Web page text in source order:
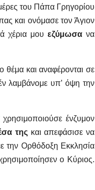
του Πάπα Γρηγορίου
και ονόμασε τον Άγιον
χέρια μου εζύμωσανα
θέμα και αναφέρονται σε
λαμβάνομε υπ’ όψη την
ένζυμον
της και απεφάσισε να
την Ορθόδοξη Εκκλησία
ο Κύριος.